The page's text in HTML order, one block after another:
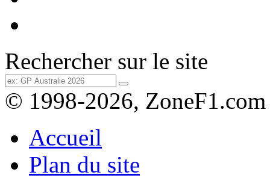
Rechercher sur le site
© 1998-2026, ZoneF1.com
Accueil
Plan du site